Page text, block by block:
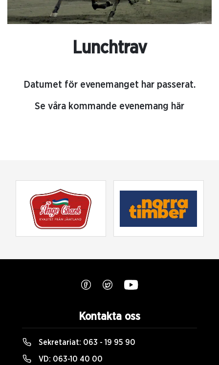
Lunchtrav
Datumet för evenemanget har passerat.
Se våra kommande evenemang här
Kontakta oss
Sekretariat: 063 - 19 95 90
VD: 063-10 40 00